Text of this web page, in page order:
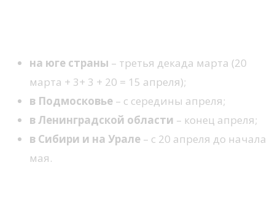
на юге страны – третья декада марта (20
марта + 3+ 3 + 20 = 15 апреля);
в Подмосковье – с середины апреля;
в Ленинградской области – конец апреля;
в Сибири и на Урале – с 20 апреля до начала
мая.